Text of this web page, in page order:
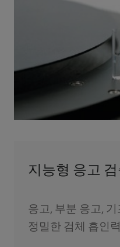
지능형 응고 검
응고, 부분 응고,
정밀한 검체 흡인